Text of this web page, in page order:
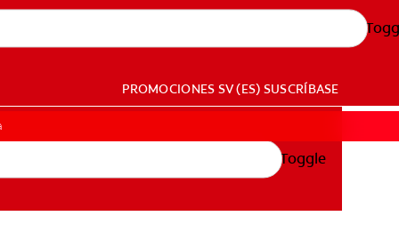
PROMOCIONES SV (ES) SUSCRÍBASE
Toggle